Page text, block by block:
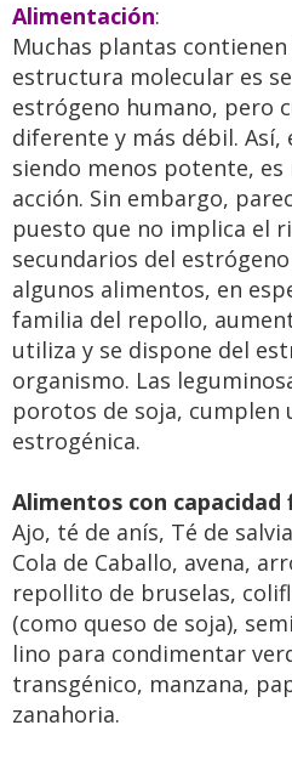
Alimentación:
Muchas plantas contienen
estructura molecular es
estrógeno humano, pero
diferente y más débil.
siendo menos potente, es
acción. Sin embargo,
puesto que no implica el
secundarios del
algunos alimentos, en
familia del repollo,
utiliza y se dispone del
organismo. Las
porotos de soja, cumplen
estrogénica.
Alimentos con
Ajo, té de anís, Té de
Cola de Caballo, avena,
repollito de bruselas,
(como queso de soja),
lino para condimentar
transgénico, manzana,
zanahoria.